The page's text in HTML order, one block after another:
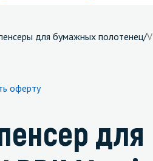
для бумажных полотенец/
оферту